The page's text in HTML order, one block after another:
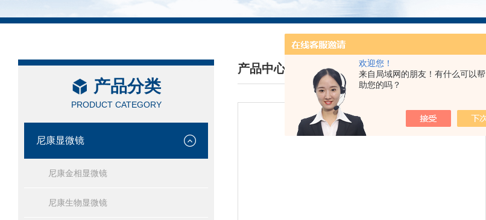
欢迎您！
来自局域网的朋友！有什么可以帮
助您的吗？
产品分类
PRODUCT CATEGORY
尼康显微镜
尼康金相显微镜
尼康生物显微镜
产品中心
/ PRODUCTS CENTER
我的位置：首页 >